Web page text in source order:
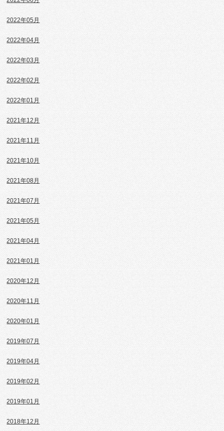
2022年05月
2022年04月
2022年03月
2022年02月
2022年01月
2021年12月
2021年11月
2021年10月
2021年08月
2021年07月
2021年05月
2021年04月
2021年01月
2020年12月
2020年11月
2020年01月
2019年07月
2019年04月
2019年02月
2019年01月
2018年12月